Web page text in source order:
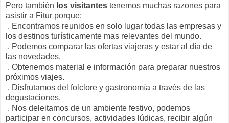
Pero también los visitantes tenemos muchas razones para
asistir a Fitur porque:
. Encontramos reunidos en solo lugar todas las empresas y
los destinos turísticamente mas relevantes del mundo.
. Podemos comparar las ofertas viajeras y estar al día de
las novedades.
. Obtenemos material e información para preparar nuestros
próximos viajes.
. Disfrutamos del folclore y gastronomía a través de las
degustaciones.
. Nos deleitamos de un ambiente festivo, podemos
participar en concursos, actividades lúdicas, recibir algún